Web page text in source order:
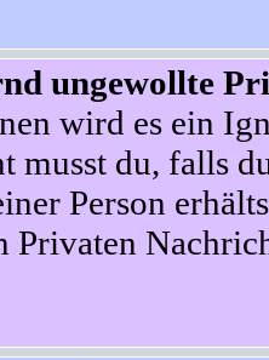
ungewollte
wird es ein
musst du, falls
Person
Privaten